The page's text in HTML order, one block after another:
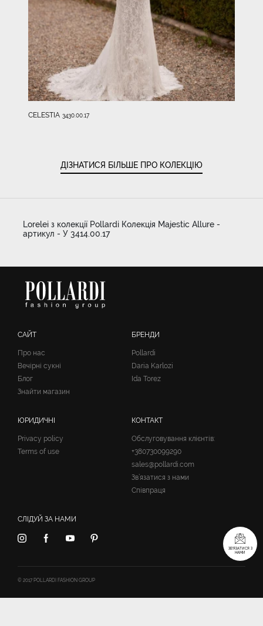
CELESTIA 3430.00.17
ДІЗНАТИСЯ БІЛЬШЕ ПРО КОЛЕКЦІЮ
Lorelei з колекції Pollardi Колекція Majestic Allure -
артикул - У 3414.00.17
САЙТ
Про нас
Вечірні сукні
Блог
Знайти магазин
БРЕНДИ
Pollardi
Daria Karlozi
Ida Torez
ЮРИДИЧНІ
Privacy policy
Terms of use
КОНТАКТ
Обслуговування клієнтів:
+380730099290
sales@pollardi.com
Зв’язатися з нами
Співпраця
СЛІДУЙ ЗА НАМИ
© 2017 POLLARDI FASHION GROUP
ЗВ’ЯЗАТИСЯ З
НАМИ